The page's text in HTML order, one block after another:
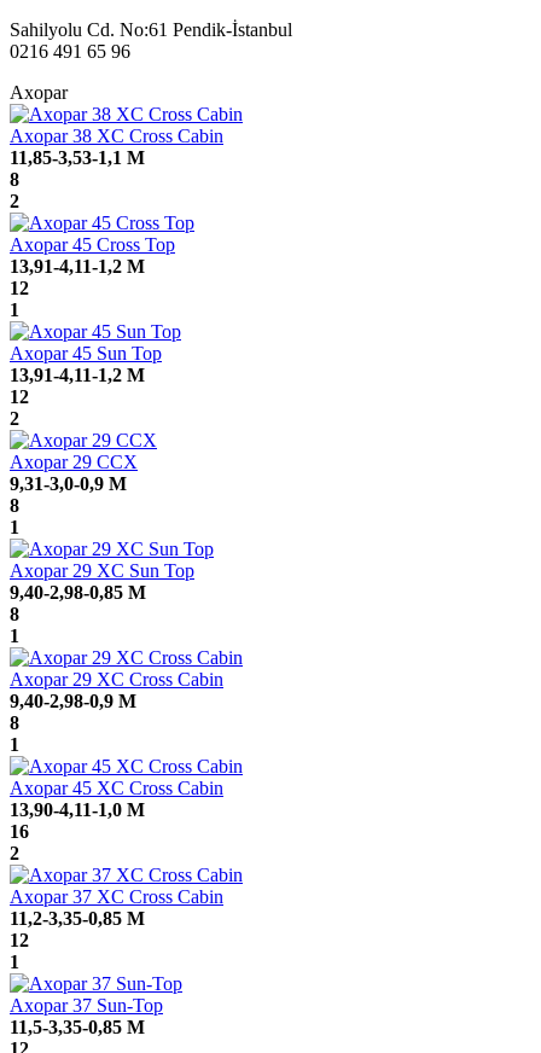
Sahilyolu Cd. No:61 Pendik-İstanbul
0216 491 65 96
Axopar
Axopar 38 XC Cross Cabin
11,85-3,53-1,1 M
8
2
Axopar 45 Cross Top
13,91-4,11-1,2 M
12
1
Axopar 45 Sun Top
13,91-4,11-1,2 M
12
2
Axopar 29 CCX
9,31-3,0-0,9 M
8
1
Axopar 29 XC Sun Top
9,40-2,98-0,85 M
8
1
Axopar 29 XC Cross Cabin
9,40-2,98-0,9 M
8
1
Axopar 45 XC Cross Cabin
13,90-4,11-1,0 M
16
2
Axopar 37 XC Cross Cabin
11,2-3,35-0,85 M
12
1
Axopar 37 Sun-Top
11,5-3,35-0,85 M
12